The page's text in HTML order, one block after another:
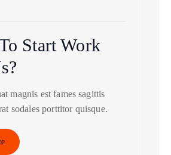
Start Work
magnis est fames sagittis
sodales porttitor quisque.